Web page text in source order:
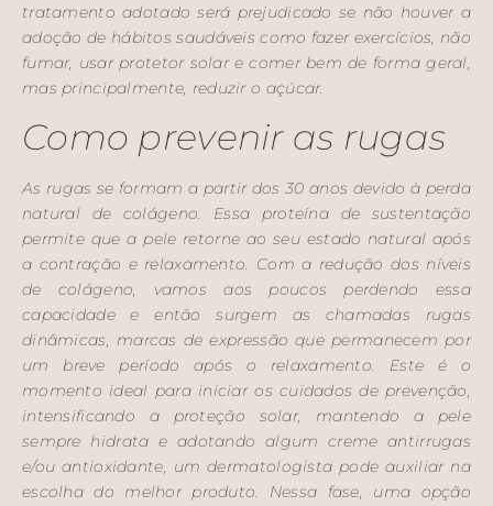
tratamento adotado será prejudicado se não houver a
adoção de hábitos saudáveis como fazer exercícios, não
fumar, usar protetor solar e comer bem de forma geral,
mas principalmente, reduzir o açúcar.
Como prevenir as rugas
As rugas se formam a partir dos 30 anos devido à perda
natural de colágeno. Essa proteína de sustentação
permite que a pele retorne ao seu estado natural após
a contração e relaxamento. Com a redução dos níveis
de colágeno, vamos aos poucos perdendo essa
capacidade e então surgem as chamadas rugas
dinâmicas, marcas de expressão que permanecem por
um breve período após o relaxamento. Este é o
momento ideal para iniciar os cuidados de prevenção,
intensificando a proteção solar, mantendo a pele
sempre hidrata e adotando algum creme antirrugas
e/ou antioxidante, um dermatologista pode auxiliar na
escolha do melhor produto. Nessa fase, uma opção